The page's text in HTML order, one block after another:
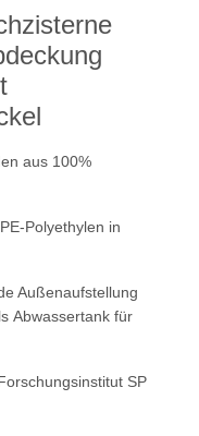
aus 100%
PE-Polyethylen in
Außenaufstellung
Abwassertank für
SP